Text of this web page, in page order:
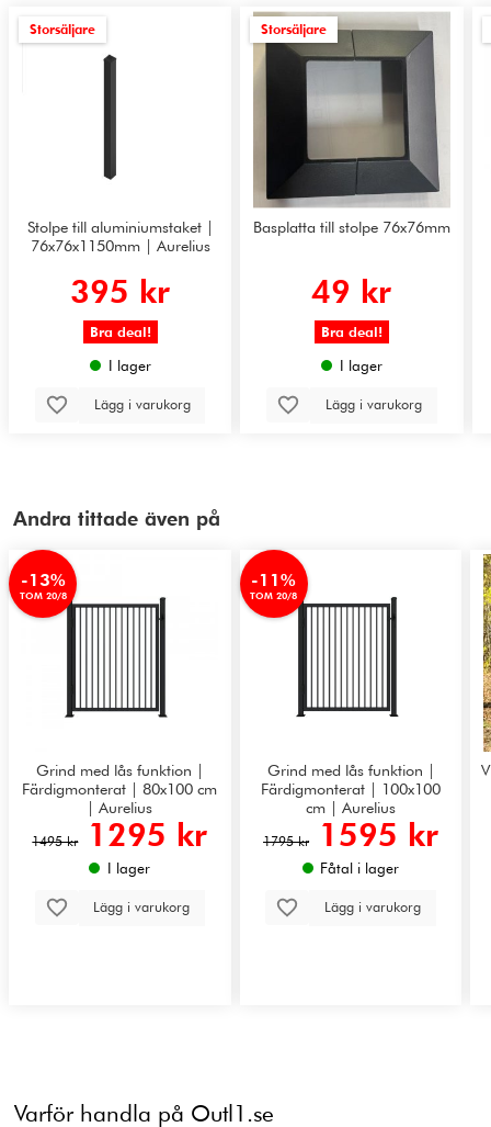
Storsäljare
Stolpe till aluminiumstaket |
76x76x1150mm | Aurelius
395 kr
Bra deal!
I lager
Lägg i varukorg
Storsäljare
Basplatta till stolpe 76x76mm
49 kr
Bra deal!
I lager
Lägg i varukorg
Andra tittade även på
-13%
TOM 20/8
Grind med lås funktion |
Färdigmonterat | 80x100 cm
| Aurelius
1495 kr 1295 kr
I lager
Lägg i varukorg
-11%
TOM 20/8
Grind med lås funktion |
Färdigmonterat | 100x100
cm | Aurelius
1795 kr 1595 kr
Fåtal i lager
Lägg i varukorg
Varför handla på Outl1.se